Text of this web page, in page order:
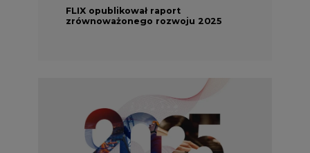
FLIX opublikował raport
zrównoważonego rozwoju 2025